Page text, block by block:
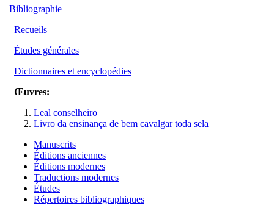
Bibliographie
Recueils
Études générales
Dictionnaires et encyclopédies
Œuvres:
Leal conselheiro
Livro da ensinança de bem cavalgar toda sela
Manuscrits
Éditions anciennes
Éditions modernes
Traductions modernes
Études
Répertoires bibliographiques